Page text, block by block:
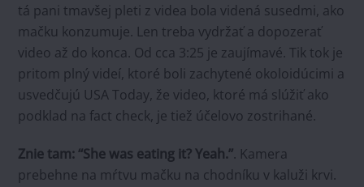
tá pani tmavšej pleti z videa bola videná susedmi, ako
mačku konzumuje. Len treba vydržať a dopozerať
video až do konca. Od cca 3:25 je zaujímavé. Tik tok je
pritom plný videí, ktoré boli zachytené okoloidúcimi a
usvedčujú USA Today, že video, ktoré má slúžiť ako
podklad na fact check, je tiež účelovo zostrihané.
Znie tam: “She was eating it? Yeah.”. Kamera
prebehne na mŕtvu mačku na chodníku v kaluži krvi.